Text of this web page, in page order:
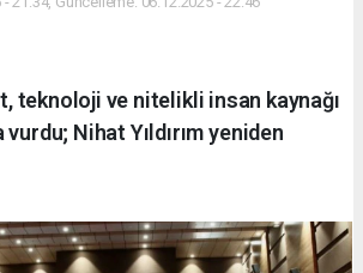
teknoloji ve nitelikli insan kaynağı
Nihat Yıldırım yeniden